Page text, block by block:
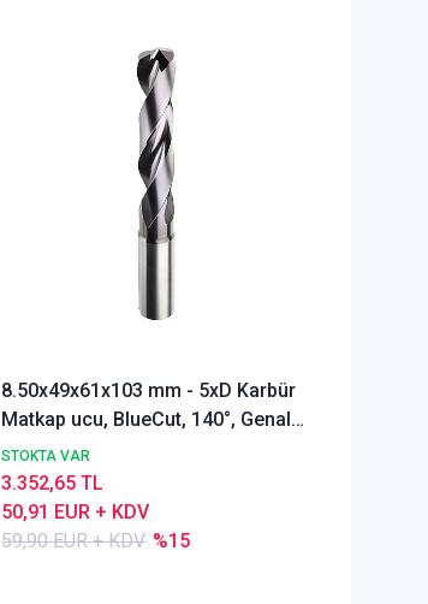
8.50x49x61x103 mm - 5xD Karbür
Matkap ucu, BlueCut, 140°, Genal
amaçlı
STOKTA VAR
59,90 EUR + KDV %15
50,91 EUR + KDV
3.352,65 TL